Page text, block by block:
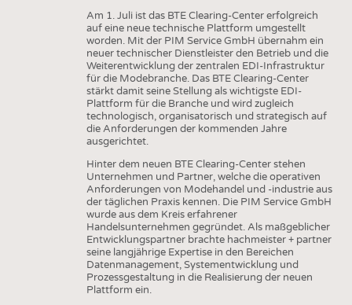
Am 1. Juli ist das BTE Clearing-Center erfolgreich
auf eine neue technische Plattform umgestellt
worden. Mit der PIM Service GmbH übernahm ein
neuer technischer Dienstleister den Betrieb und die
Weiterentwicklung der zentralen EDI-Infrastruktur
für die Modebranche. Das BTE Clearing-Center
stärkt damit seine Stellung als wichtigste EDI-
Plattform für die Branche und wird zugleich
technologisch, organisatorisch und strategisch auf
die Anforderungen der kommenden Jahre
ausgerichtet.
Hinter dem neuen BTE Clearing-Center stehen
Unternehmen und Partner, welche die operativen
Anforderungen von Modehandel und -industrie aus
der täglichen Praxis kennen. Die PIM Service GmbH
wurde aus dem Kreis erfahrener
Handelsunternehmen gegründet. Als maßgeblicher
Entwicklungspartner brachte hachmeister + partner
seine langjährige Expertise in den Bereichen
Datenmanagement, Systementwicklung und
Prozessgestaltung in die Realisierung der neuen
Plattform ein.